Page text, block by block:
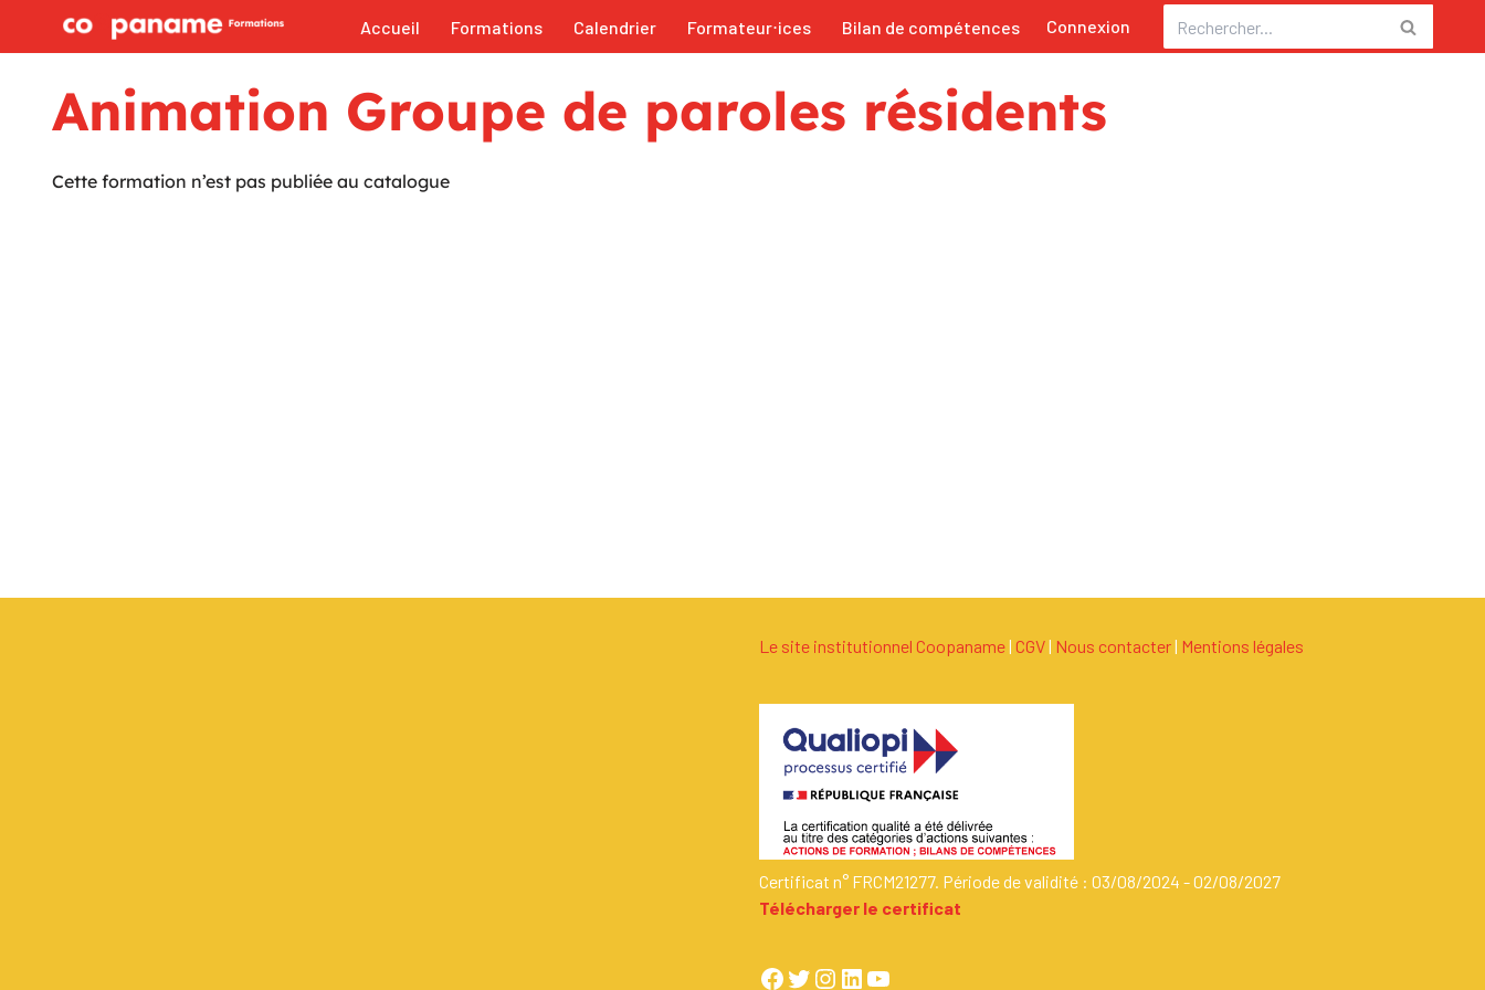
Aller
contenu
Accueil Formations Calendrier Formateur⋅ices Bilan de compétences Connexion
Animation Groupe de paroles résidents
Cette formation n’est pas publiée au catalogue
Le site institutionnel Coopaname| CGV| Nous contacter| Mentions légales
Certificat n° FRCM21277. Période de validité : 03/08/2024 - 02/08/2027
Télécharger le certificat